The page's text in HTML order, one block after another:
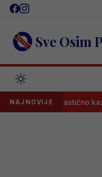
Skip
content Sve Osim
NAJNOVIJE
UEFA drastično